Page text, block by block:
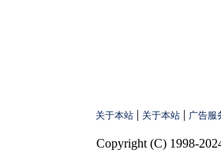
关于本站 | 关于本站 | 广告服
Copyright (C) 1998-